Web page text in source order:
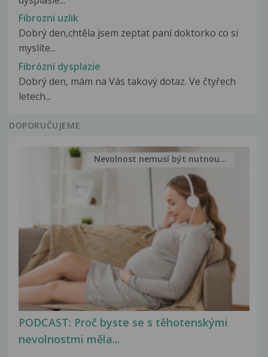
Fibrozni uzlik
Dobrý den,chtěla jsem zeptat paní doktorko co si
myslíte...
Fibrózní dysplazie
Dobrý den, mám na Vás takový dotaz. Ve čtyřech
letech...
DOPORUČUJEME
PODCAST: Proč byste se s těhotenskými
nevolnostmi měla...
Nevolnost nemusí být nutnou...